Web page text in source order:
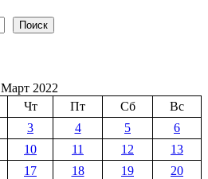
Поиск
Март 2022
Чт Пт Сб
Вс
3 4 5
6
10 11 12
13
17 18 19
20